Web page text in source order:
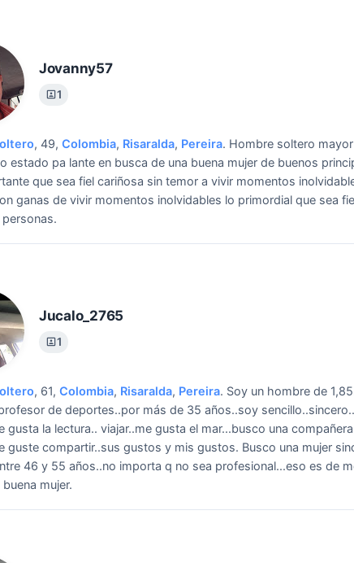
Jovanny57
1
, 49, Colombia, Risaralda, Pereira. Hombre soltero mayor
estado pa lante en busca de una buena mujer de buenos
que sea fiel cariñosa sin temor a vivir momentos
ganas de vivir momentos inolvidables lo primordial que sea
Jucalo_2765
1
, 61, Colombia, Risaralda, Pereira. Soy un hombre de
de deportes..por más de 35 años..soy
gusta la lectura.. viajar..me gusta el mar...busco una
guste compartir..sus gustos y mis gustos. Busco una mujer
46 y 55 años..no importa q no sea profesional...eso es de
mujer.